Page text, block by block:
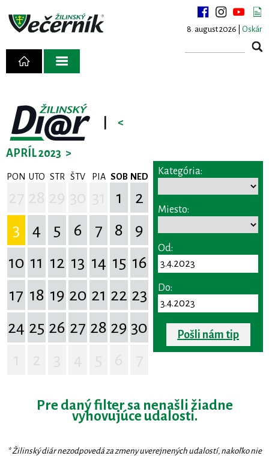
8. august 2026 | Oskár
<
APRÍL 2023 >
PON UTO STR ŠTV PIA SOB NED
1
2
3
4 5 6 7 8
9
10 11 12 13 14 15 16
17 18 19 20 21 22 23
24 25 26 27 28 29 30
Kategória:
Miesto:
Od:
Do:
Pošli nám tip
Pre daný filter sa nenašli žiadne
vyhovujúce udalosti.
* Žilinský diár nezodpovedá za zmeny uverejnených udalostí, nakoľko nie